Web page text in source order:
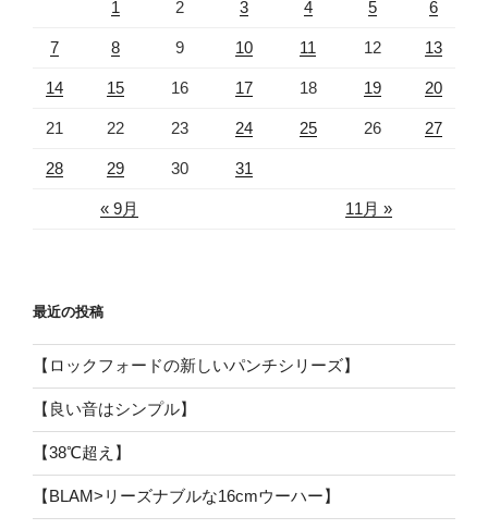
« 9月 11月 »
1 2 3 4 5 6
7 8 9 10 11 12 13
14 15 16 17 18 19 20
21 22 23 24 25 26 27
28 29 30 31
最近の投稿
【ロックフォードの新しいパンチシリーズ】
【良い音はシンプル】
【38℃超え】
【BLAM>リーズナブルな16cmウーハー】